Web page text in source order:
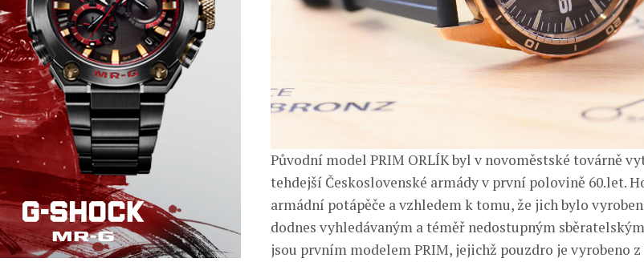
Původní model PRIM ORLÍK byl v novoměstské továrně
tehdejší Československé armády v první polovině 60.let.
armádní potápěče a vzhledem k tomu, že jich bylo
dodnes vyhledávaným a téměř nedostupným
jsou prvním modelem PRIM, jejichž pouzdro je vyrobeno